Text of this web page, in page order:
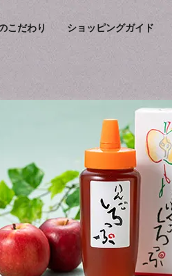
こだわり ショッピングガイド